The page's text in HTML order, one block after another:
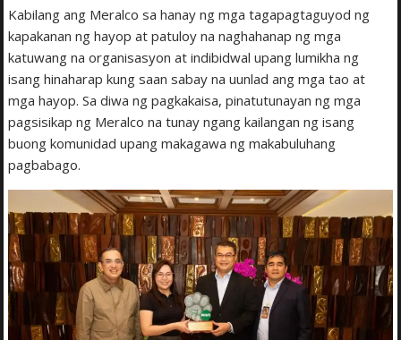
Kabilang ang Meralco sa hanay ng mga tagapagtaguyod ng
kapakanan ng hayop at patuloy na naghahanap ng mga
katuwang na organisasyon at indibidwal upang lumikha ng
isang hinaharap kung saan sabay na uunlad ang mga tao at
mga hayop. Sa diwa ng pagkakaisa, pinatutunayan ng mga
pagsisikap ng Meralco na tunay ngang kailangan ng isang
buong komunidad upang makagawa ng makabuluhang
pagbabago.